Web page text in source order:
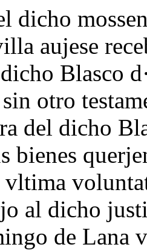
dicho
aujese
Blasco
otro
del dicho
bienes
vltima
al dicho
de Lana